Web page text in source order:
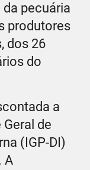
pecuária
produtores
dos 26
do
a
de
(IGP-DI)
A